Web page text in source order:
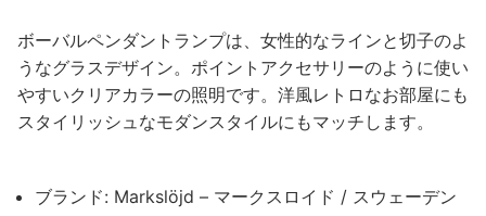
ボーバルペンダントランプは、女性的なラインと切子のよ
うなグラスデザイン。ポイントアクセサリーのように使い
やすいクリアカラーの照明です。洋風レトロなお部屋にも
スタイリッシュなモダンスタイルにもマッチします。
ブランド: Markslöjd – マークスロイド / スウェーデン